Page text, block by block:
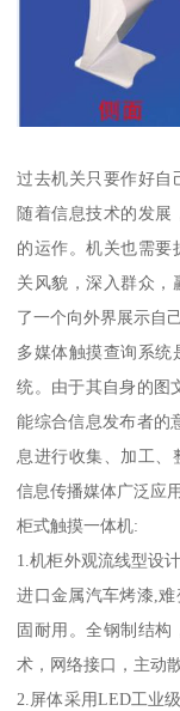
过去机关只要作好自
随着信息技术的发展
的运作。机关也需要
关风貌，深入群众，
了一个向外界展示自
多媒体触摸查询系统
统。由于其自身的图
能综合信息发布者的
息进行收集、加工、
信息传播媒体广泛应
柜式触摸一体机:
1.机柜外观流线型设
进口金属汽车烤漆,
固耐用。全钢制结
术，网络接口，主动散
2.屏体采用LED工业